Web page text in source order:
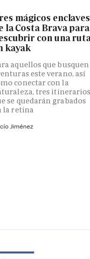
mágicos enclaves
la Costa Brava para
con una
kayak
aquellos que busquen
este verano, así
conectar con la
tres
se quedarán grabados
la retina
Jiménez